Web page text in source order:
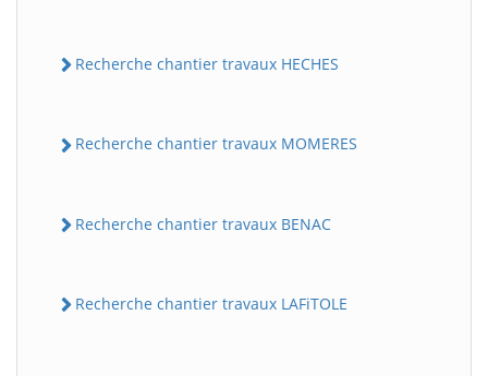
Recherche chantier travaux HECHES
Recherche chantier travaux MOMERES
Recherche chantier travaux BENAC
Recherche chantier travaux LAFiTOLE